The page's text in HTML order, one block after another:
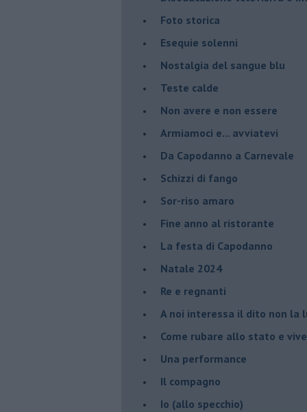
Foto storica
Esequie solenni
Nostalgia del sangue blu
Teste calde
Non avere e non essere
Armiamoci e... avviatevi
Da Capodanno a Carnevale
Schizzi di fango
Sor-riso amaro
Fine anno al ristorante
La festa di Capodanno
Natale 2024
Re e regnanti
A noi interessa il dito non la
Come rubare allo stato e
Una performance
Il compagno
​Io (allo specchio)